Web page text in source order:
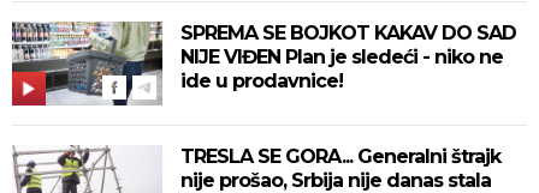
SPREMA SE BOJKOT KAKAV DO SAD
NIJE VIĐEN Plan je sledeći - niko ne
ide u prodavnice!
TRESLA SE GORA... Generalni štrajk
nije prošao, Srbija nije danas stala